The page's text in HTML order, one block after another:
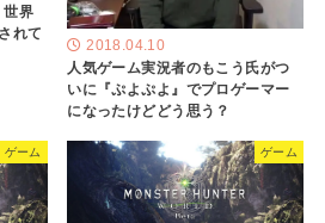
世界
れて
2018.04.10
人気ゲーム実況者のもこう氏がつ
いに『ぷよぷよ』でプロゲーマー
になったけどどう思う？
ゲーム ゲーム